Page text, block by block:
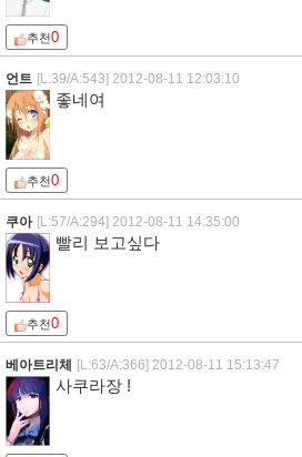
추천0
언트 [L:39/A:543] 2012-08-11 12:03:10
좋네여
추천0
쿠아 [L:57/A:294] 2012-08-11 14:35:00
빨리 보고싶다
추천0
베아트리체 [L:63/A:366] 2012-08-11 15:13:47
사쿠라장 !